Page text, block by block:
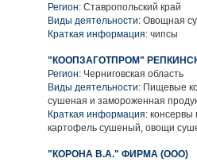
Регион: Ставропольский край
Виды деятельности: Овощная
Краткая информация: чипсы
"КООПЗАГОТПРОМ"
Регион: Черниговская область
Виды деятельности: Пищевые
сушеная и замороженная
Краткая информация: консервы
картофель сушеный, овощи
"КОРОНА В.А." ФИРМА (ООО)